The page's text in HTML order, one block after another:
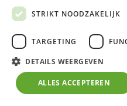
Serre
frame
zelfdragende fundering
4 mm klaar
gehamerd
STRIKT NOODZAKELIJK
TARGETING
DETAILS WEERGEVEN
ALLES ACCEPTEREN